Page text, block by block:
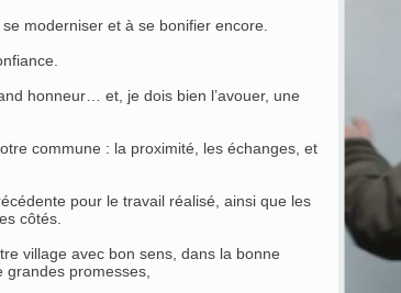
moderniser et à se bonifier encore.
honneur… et, je dois bien l’avouer, une
commune : la proximité, les échanges, et
pour le travail réalisé, ainsi que les
côtés.
village avec bon sens, dans la bonne
promesses,